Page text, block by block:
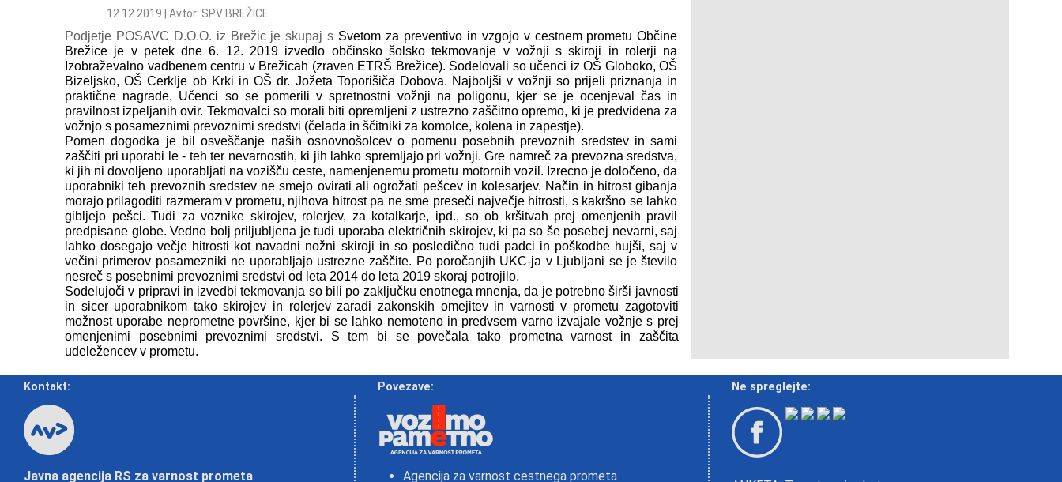
12.12.2019 | Avtor: SPV BREŽICE
Podjetje POSAVC D.O.O. iz Brežic je skupaj s Svetom za preventivo in vzgojo v cestnem prometu Občine
Brežice je v petek dne 6. 12. 2019 izvedlo občinsko šolsko tekmovanje v vožnji s skiroji in rolerji na
Izobraževalno vadbenem centru v Brežicah (zraven ETRŠ Brežice). Sodelovali so učenci iz OŠ Globoko, OŠ
Bizeljsko, OŠ Cerklje ob Krki in OŠ dr. Jožeta Toporišiča Dobova. Najboljši v vožnji so prijeli priznanja in
praktične nagrade. Učenci so se pomerili v spretnostni vožnji na poligonu, kjer se je ocenjeval čas in
pravilnost izpeljanih ovir. Tekmovalci so morali biti opremljeni z ustrezno zaščitno opremo, ki je predvidena za
vožnjo s posameznimi prevoznimi sredstvi (čelada in ščitniki za komolce, kolena in zapestje).
Pomen dogodka je bil osveščanje naših osnovnošolcev o pomenu posebnih prevoznih sredstev in sami
zaščiti pri uporabi le - teh ter nevarnostih, ki jih lahko spremljajo pri vožnji. Gre namreč za prevozna sredstva,
ki jih ni dovoljeno uporabljati na vozišču ceste, namenjenemu prometu motornih vozil. Izrecno je določeno, da
uporabniki teh prevoznih sredstev ne smejo ovirati ali ogrožati pešcev in kolesarjev. Način in hitrost gibanja
morajo prilagoditi razmeram v prometu, njihova hitrost pa ne sme preseči največje hitrosti, s kakršno se lahko
gibljejo pešci. Tudi za voznike skirojev, rolerjev, za kotalkarje, ipd., so ob kršitvah prej omenjenih pravil
predpisane globe. Vedno bolj priljubljena je tudi uporaba električnih skirojev, ki pa so še posebej nevarni, saj
lahko dosegajo večje hitrosti kot navadni nožni skiroji in so posledično tudi padci in poškodbe hujši, saj v
večini primerov posamezniki ne uporabljajo ustrezne zaščite. Po poročanjih UKC-ja v Ljubljani se je število
nesreč s posebnimi prevoznimi sredstvi od leta 2014 do leta 2019 skoraj potrojilo.
Sodelujoči v pripravi in izvedbi tekmovanja so bili po zaključku enotnega mnenja, da je potrebno širši javnosti
in sicer uporabnikom tako skirojev in rolerjev zaradi zakonskih omejitev in varnosti v prometu zagotoviti
možnost uporabe neprometne površine, kjer bi se lahko nemoteno in predvsem varno izvajale vožnje s prej
omenjenimi posebnimi prevoznimi sredstvi. S tem bi se povečala tako prometna varnost in zaščita
udeležencev v prometu.
Kontakt:
Javna agencija RS za varnost prometa
Povezave:
Agencija za varnost cestnega prometa
Ne spreglejte: